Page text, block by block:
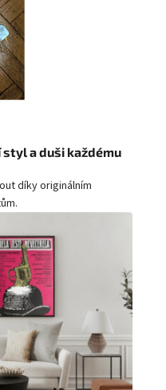
a duši každému
díky originálním